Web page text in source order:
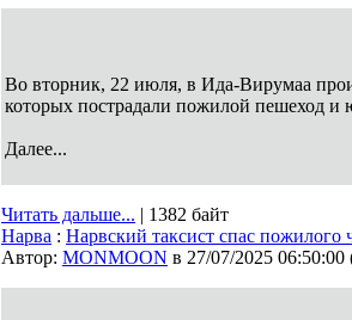
Во вторник, 22 июля, в Ида-Вирумаа
которых пострадали пожилой пешеход
Далее...
Читать дальше... | 1382 байт
Нарва : Нарвский таксист спас пожилого
Автор: MONMOON в 27/07/2025 06:50:00